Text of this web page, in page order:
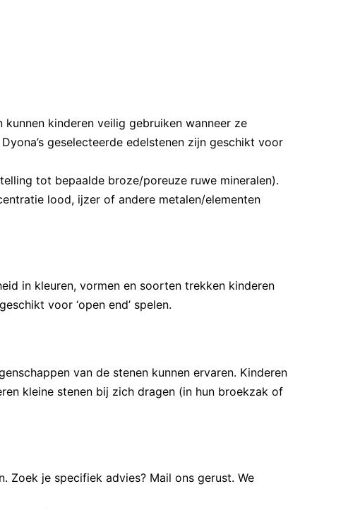
kinderen veilig gebruiken wanneer ze
geselecteerde edelstenen zijn geschikt voor
tot bepaalde broze/poreuze ruwe mineralen).
lood, ijzer of andere metalen/elementen
in kleuren, vormen en soorten trekken kinderen
voor ‘open end’ spelen.
van de stenen kunnen ervaren. Kinderen
kleine stenen bij zich dragen (in hun broekzak of
je specifiek advies? Mail ons gerust. We